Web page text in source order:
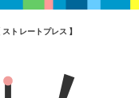
ストレートプレス 】